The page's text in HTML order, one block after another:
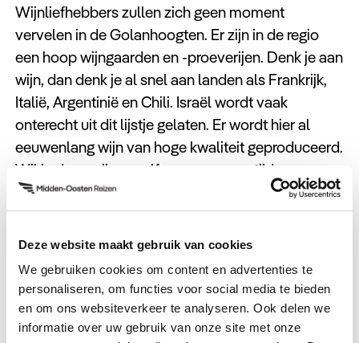
Deze website maakt gebruik van cookies
We gebruiken cookies om content en advertenties te
personaliseren, om functies voor social media te bieden
en om ons websiteverkeer te analyseren. Ook delen we
informatie over uw gebruik van onze site met onze
Wijnliefhebbers zullen zich geen moment
vervelen in de Golanhoogten. Er zijn in de regio
een hoop wijngaarden en -proeverijen. Denk je aan
wijn, dan denk je al snel aan landen als Frankrijk,
Italië, Argentinië en Chili. Israël wordt vaak
onterecht uit dit lijstje gelaten. Er wordt hier al
eeuwenlang wijn van hoge kwaliteit geproduceerd.
Wil je deze wijnen zelf eens proeven tijdens een
reis door Israël, dan vertellen wij je graag meer
over de mogelijkheden.
Verder kun je tijdens een bezoek aan de
Golanhoogten niet om de prachtige natuur heen.
Je vindt er riviertjes in diepe dalen, watervallen en
verschillende dieren zoals herten, gieren en